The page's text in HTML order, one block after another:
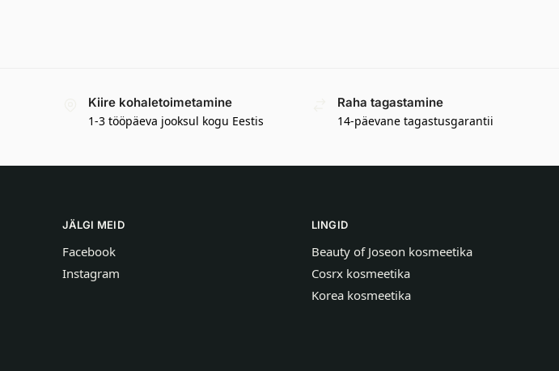
Kiire kohaletoimetamine
1-3 tööpäeva jooksul kogu Eestis
Raha tagastamine
14-päevane tagastusgarantii
JÄLGI MEID
Facebook
Instagram
LINGID
Beauty of Joseon kosmeetika
Cosrx kosmeetika
Korea kosmeetika